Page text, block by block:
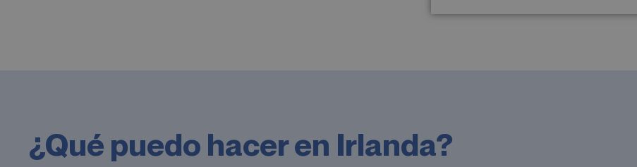
¿Qué puedo hacer en Irlanda?